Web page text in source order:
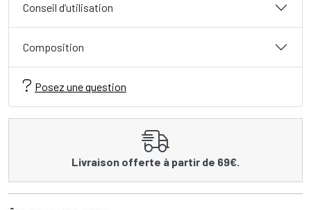
Conseil d’utilisation
Composition
Posez une question
Livraison offerte à partir de 69€.